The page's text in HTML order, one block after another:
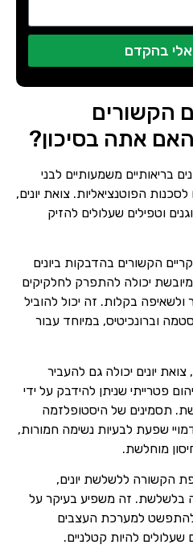
אלי בהקדם
הקשורים
אתה בסיכון?
בריאותיים משמעותיים לבני
הפוטנציאליות. צואת יונים,
וטפילים שעלולים להזיק
הקשורים בהדבקות ביונים
יכולה להתפרק לחלקיקים
ולשאיפה בקלות. זה יכול להוביל
וברונכיטיס, במיוחד עבור
יונים יכולה גם להעביר
פטרייתי שניתן להידבק על ידי
תסמינים של היסטופלזמה
שפעת לבעיות נשימה חמורות,
מוחלשת.
הקשורה ללשלשת יונים,
בלשלשת. זה משפיע בעיקר על
למערכת העצבים
להיות קטלניים.